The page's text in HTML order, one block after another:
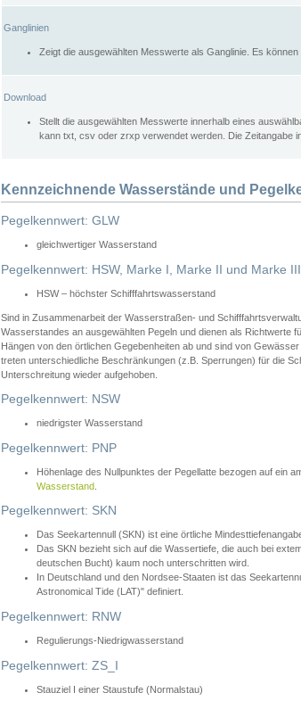
Ganglinien
Zeigt die ausgewählten Messwerte als Ganglinie. Es können
Download
Stellt die ausgewählten Messwerte innerhalb eines
kann txt, csv oder zrxp verwendet werden. Die Zeitangabe
Kennzeichnende Wasserstände und
Pegelkennwert: GLW
gleichwertiger Wasserstand
Pegelkennwert: HSW, Marke I, Marke II und Marke III
HSW – höchster Schifffahrtswasserstand
Sind in Zusammenarbeit der Wasserstraßen- und
Wasserstandes an ausgewählten Pegeln und dienen als Richtwerte
Hängen von den örtlichen Gegebenheiten ab und sind von
treten unterschiedliche Beschränkungen (z.B. Sperrungen) für die
Unterschreitung wieder aufgehoben.
Pegelkennwert: NSW
niedrigster Wasserstand
Pegelkennwert: PNP
Höhenlage des Nullpunktes der Pegellatte bezogen auf ein
Wasserstand
Pegelkennwert: SKN
Das Seekartennull (SKN) ist eine örtliche
Das SKN bezieht sich auf die Wassertiefe, die auch bei
deutschen Bucht) kaum noch unterschritten wird.
In Deutschland und den Nordsee-Staaten ist das
Astronomical Tide (LAT)" definiert.
Pegelkennwert: RNW
Regulierungs-Niedrigwasserstand
Pegelkennwert: ZS_I
Stauziel I einer Staustufe (Normalstau)